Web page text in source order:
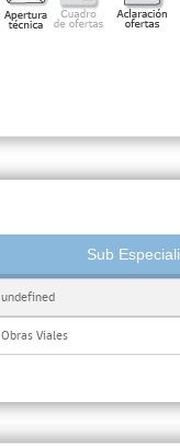
Sub
undefined
Obras Viales